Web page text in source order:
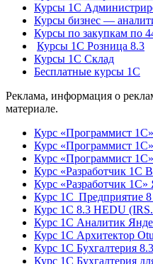
Курсы 1С
Курсы бизнес —
Курсы по закупкам по
Курсы 1С Розница 8.3
Курсы 1С Склад
Бесплатные курсы 1С
Реклама, информация о
материале.
Курс «Программист
Курс «Программист
Курс «Программист
Курс «Разработчик 1С
Курс «Разработчик
Курс 1С
Курс 1С 8.3 HEDU
Курс 1С Аналитик
Курс 1С Архитектор
Курс 1С Бухгалтерия
Курс 1С Бухгалтерия